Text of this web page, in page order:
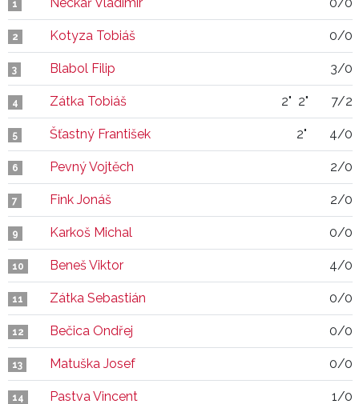
1
2 Kotyza Tobiáš 0/0
3 Blabol Filip 3/0
4 Zátka Tobiáš 2" 2" 7/2
5 Šťastný František 2" 4/0
6 Pevný Vojtěch 2/0
7 Fink Jonáš 2/0
9 Karkoš Michal 0/0
10 Beneš Viktor 4/0
11 Zátka Sebastián 0/0
12 Bečica Ondřej 0/0
13 Matuška Josef 0/0
14 Pastva Vincent 1/0